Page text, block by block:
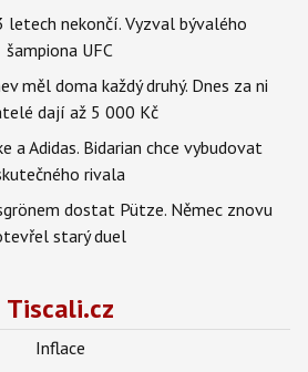
letech nekončí. Vyzval bývalého
šampiona UFC
měl doma každý druhý. Dnes za ni
dají až 5 000 Kč
a Adidas. Bidarian chce vybudovat
rivala
dostat Pütze. Němec znovu
starý duel
Tiscali.cz
Inflace